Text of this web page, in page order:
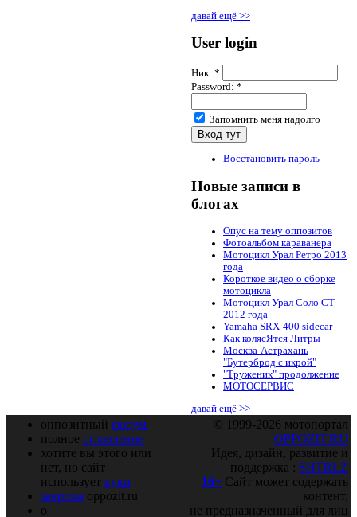
давай ещё >>
User login
Ник: *
Password: *
Запомнить меня надолго
Восстановить пароль
Новые записи в
блогах
Опус на тему оппозитов
Фотоальбом караванера
Мотоцикл Урал Ретро 2013
года
Короткое видео о сборке
мотоцикла
Мотоцикл Урал Соло СТ
2012 года
Yamaha SRX-400 sidecar
Как колясЯтся Литры
Москва-Астрахань
"Бутерброд с икрой"
"Труженик" продолжение
МОТОСЕРВИС
давай ещё >>
оппозитный форум
полное оглавление
хотите вы этого или
нет, но сайт
использует куки
закрома oppozit.ru
о
© 1999-2026 мотопортал
OPPOZIT.RU
Идея, дизайн, развитие и
поддержка : SHTRLZ
16+ Сайт может содержать
контент,
не предназначенный для лиц